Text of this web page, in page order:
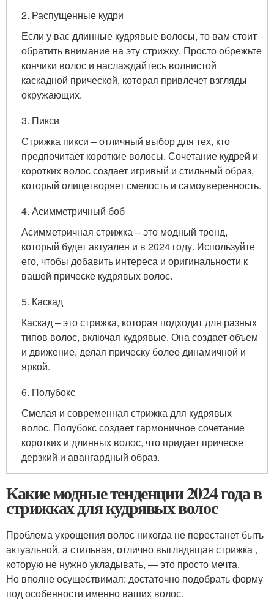
2. Распущенные кудри
Если у вас длинные кудрявые волосы, то вам стоит
обратить внимание на эту стрижку. Просто обрежьте
кончики волос и наслаждайтесь волнистой
каскадной прической, которая привлечет взгляды
окружающих.
3. Пикси
Стрижка пикси – отличный выбор для тех, кто
предпочитает короткие волосы. Сочетание кудрей и
коротких волос создает игривый и стильный образ,
который олицетворяет смелость и самоуверенность.
4. Асимметричный боб
Асимметричная стрижка – это модный тренд,
который будет актуален и в 2024 году. Используйте
его, чтобы добавить интереса и оригинальности к
вашей прическе кудрявых волос.
5. Каскад
Каскад – это стрижка, которая подходит для разных
типов волос, включая кудрявые. Она создает объем
и движение, делая прическу более динамичной и
яркой.
6. Полубокс
Смелая и современная стрижка для кудрявых
волос. Полубокс создает гармоничное сочетание
коротких и длинных волос, что придает прическе
дерзкий и авангардный образ.
Какие модные тенденции 2024 года в
стрижках для кудрявых волос
Проблема укрощения волос никогда не перестанет быть
актуальной, а стильная, отлично выглядящая стрижка ,
которую не нужно укладывать, — это просто мечта.
Но вполне осуществимая: достаточно подобрать форму
под особенности именно ваших волос.